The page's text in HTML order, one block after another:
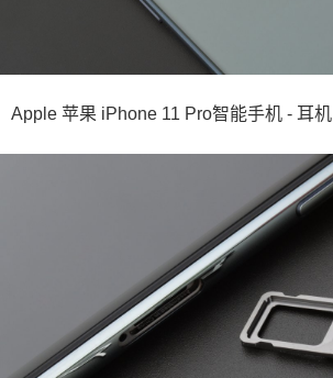
Apple 苹果 iPhone 11 Pro智能手机 - 耳机